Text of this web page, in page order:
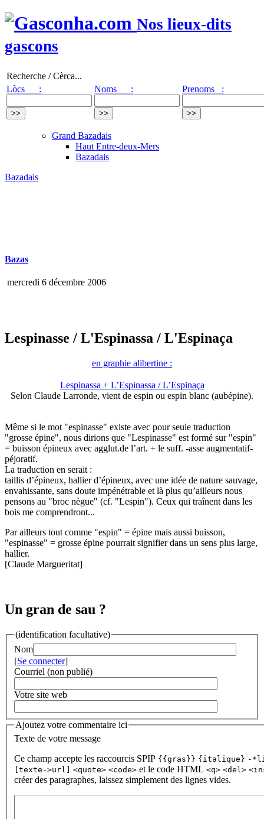
Nos lieux-dits
gascons
Recherche / Cèrca...
Lòcs :
Noms : Prenoms :
Grand Bazadais
Haut Entre-deux-Mers
Bazadais
Bazadais
Bazas
mercredi 6 décembre 2006
Lespinasse / L'Espinassa / L'Espinaça
en graphie alibertine :
Lespinassa + L’Espinassa / L’Espinaça
Selon Claude Larronde, vient de espin ou espin blanc (aubépine).
Même si le mot "espinasse" existe avec pour seule traduction
"grosse épine", nous dirions que "Lespinasse" est formé sur "espin"
= buisson épineux avec agglut.de l’art. + le suff. -asse augmentatif-
péjoratif.
La traduction en serait :
taillis d’épineux, hallier d’épineux, avec une idée de nature sauvage,
envahissante, sans doute impénétrable et là plus qu’ailleurs nous
pensons au "broc nègue" (cf. "Lespin"). Ceux qui traînent dans les
bois me comprendront...
Par ailleurs tout comme "espin" = épine mais aussi buisson,
"espinasse" = grosse épine pourrait signifier dans un sens plus large,
hallier.
[Claude Margueritat]
Un gran de sau ?
(identification facultative)
Nom
[Se connecter]
Courriel (non publié)
Votre site web
Ajoutez votre commentaire ici
Texte de votre message
Ce champ accepte les raccourcis SPIP {{gras}} {italique} -
[texte->url]
<quote> <code> et le code HTML <q> <del>
créer des paragraphes, laissez simplement des lignes vides.